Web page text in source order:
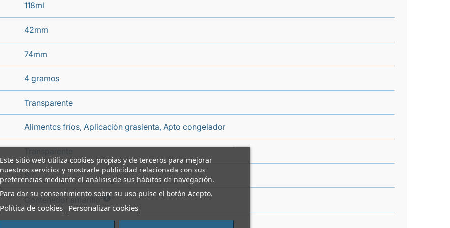
Este sitio web utiliza cookies propias y de terceros para mejorar
nuestros servicios y mostrarle publicidad relacionada con sus
preferencias mediante el análisis de sus hábitos de navegación.
Para dar su consentimiento sobre su uso pulse el botón Acepto.
Política de cookies Personalizar cookies
118ml
42mm
74mm
4 gramos
Transparente
Alimentos fríos, Aplicación grasienta, Apto congelador
Si
i